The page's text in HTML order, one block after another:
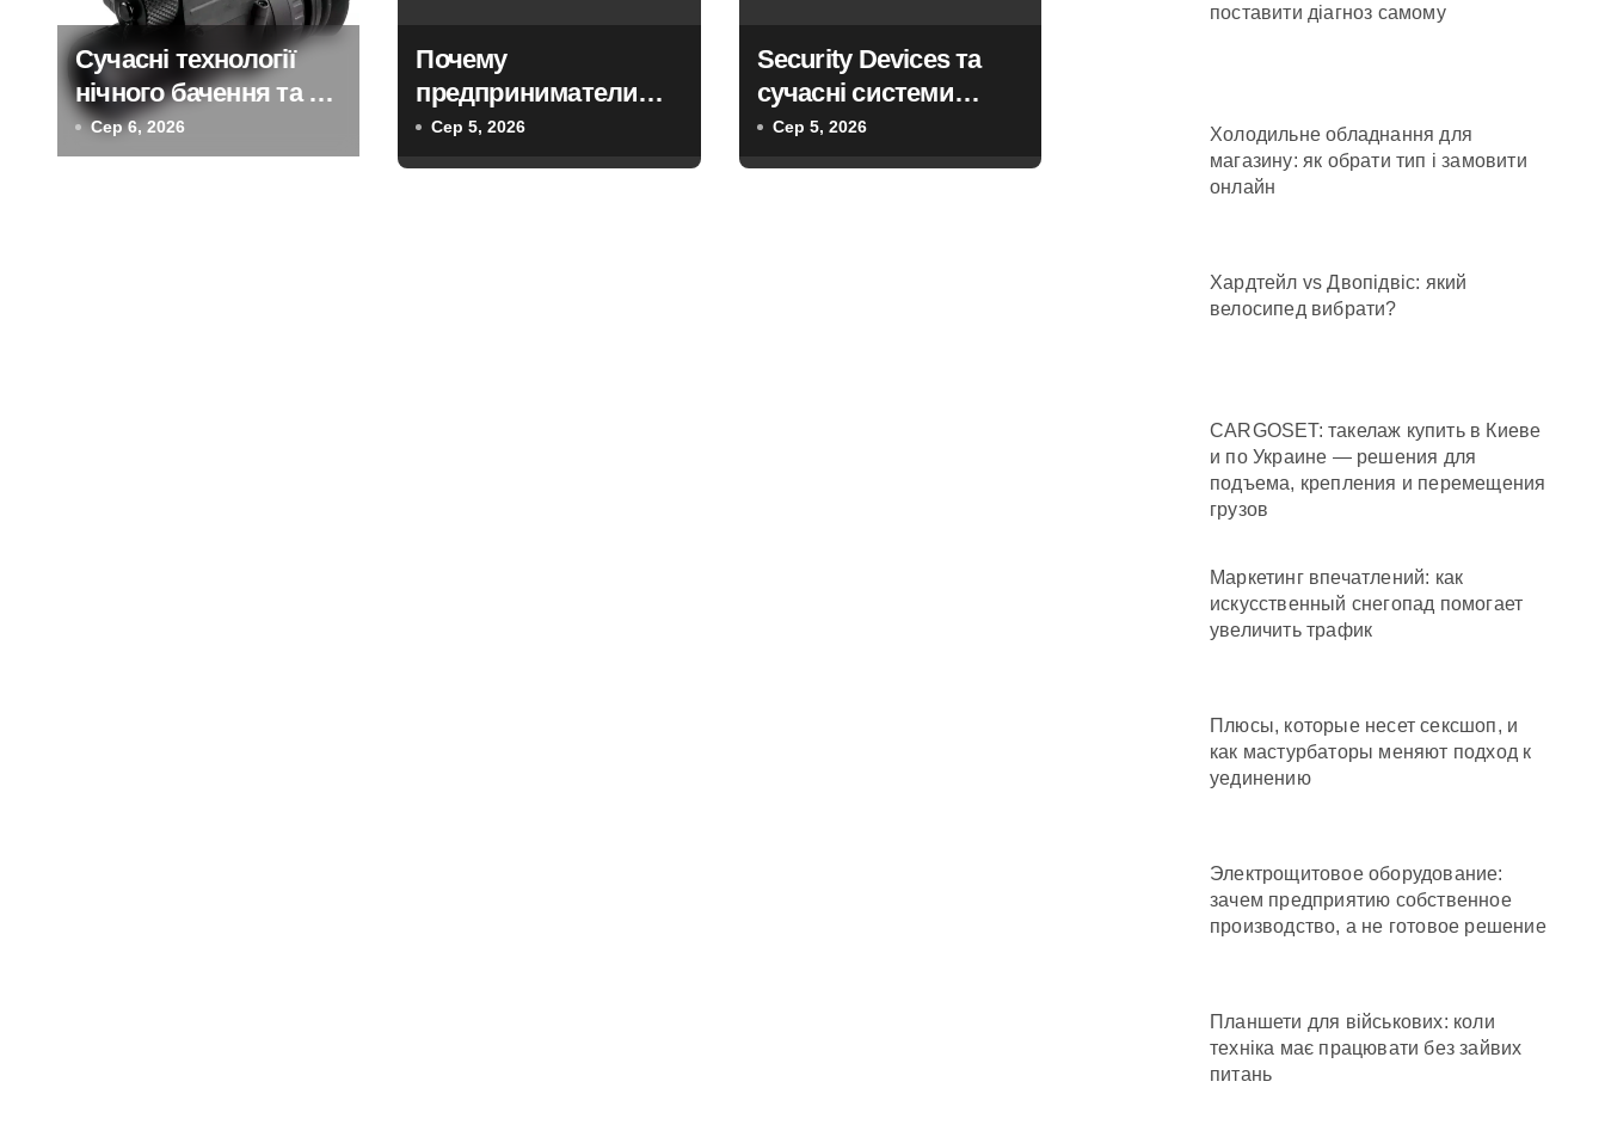
і
я
з
а
Сучасні технології
нічного бачення та як
вони розвиваються
Сер 6, 2026
Почему
предприниматели
выбирают Кипр
Сер 5, 2026
Security Devices та
сучасні системи
контролю доступу
Сер 5, 2026
поставити діагноз самому
Холодильне обладнання для
магазину: як обрати тип і замовити
онлайн
Хардтейл vs Двопідвіс: який
велосипед вибрати?
CARGOSET: такелаж купить в Киеве
и по Украине — решения для
подъема, крепления и перемещения
грузов
Маркетинг впечатлений: как
искусственный снегопад помогает
увеличить трафик
Плюсы, которые несет сексшоп, и
как мастурбаторы меняют подход к
уединению
Электрощитовое оборудование:
зачем предприятию собственное
производство, а не готовое решение
Планшети для військових: коли
техніка має працювати без зайвих
питань